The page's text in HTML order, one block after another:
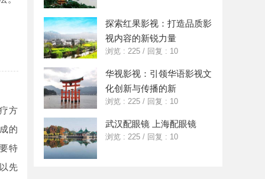
方
的
特
先
探索红果影视：打造品质影
视内容的新锐力量
浏览 : 225 / 回复 : 10
华视影视：引领华语影视文
化创新与传播的新
浏览 : 225 / 回复 : 10
武汉配眼镜 上海配眼镜
浏览 : 225 / 回复 : 10